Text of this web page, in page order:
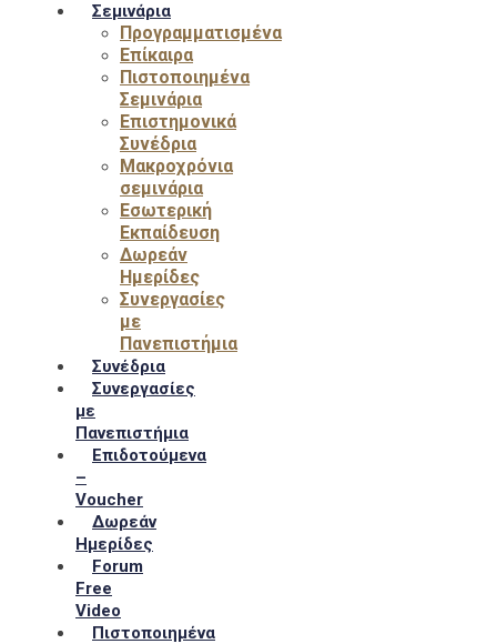
Σεμινάρια
Προγραμματισμένα
Επίκαιρα
Πιστοποιημένα
Σεμινάρια
Επιστημονικά
Συνέδρια
Μακροχρόνια
σεμινάρια
Εσωτερική
Εκπαίδευση
Δωρεάν
Ημερίδες
Συνεργασίες
με
Πανεπιστήμια
Συνέδρια
Συνεργασίες
με
Πανεπιστήμια
Επιδοτούμενα
–
Voucher
Δωρεάν
Ημερίδες
Forum
Free
Video
Πιστοποιημένα